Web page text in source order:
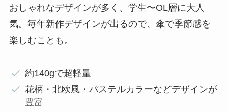
おしゃれなデザインが多く、学生〜OL層に大人
気。毎年新作デザインが出るので、傘で季節感を
楽しむことも。
約140gで超軽量
花柄・北欧風・パステルカラーなどデザインが
豊富